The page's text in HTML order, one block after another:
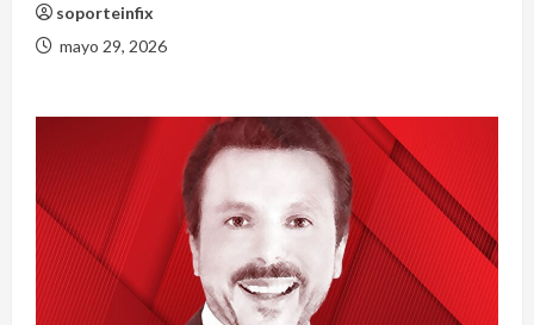
soporteinfix
mayo 29, 2026